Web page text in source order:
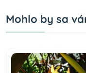
Mohlo by sa